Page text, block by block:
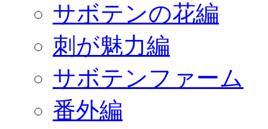
サボテンの花編
刺が魅力編
サボテンファーム
番外編